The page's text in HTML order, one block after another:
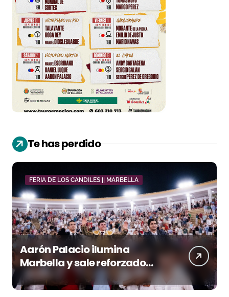
Te has perdido
FERIA DE LOS CANDILES || MARBELLA
Aarón Palacio ilumina
Marbella y sale reforzado
junto a Manzanares y
Morante